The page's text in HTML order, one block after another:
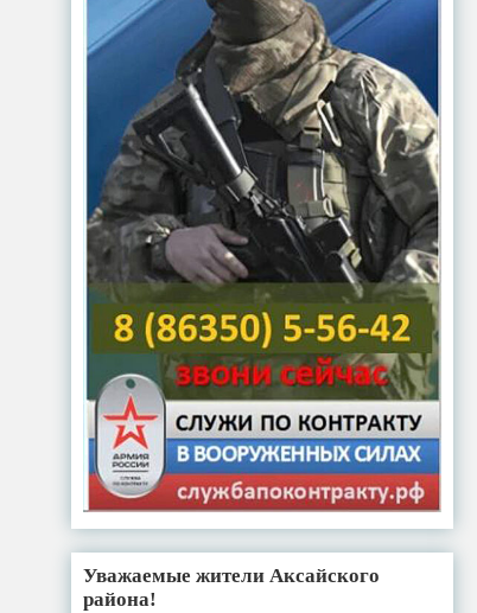
Уважаемые жители Аксайского
района!